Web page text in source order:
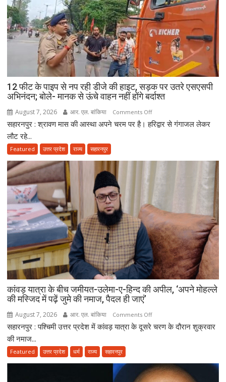
12 फीट के पाइप से नप रही डीजे की हाइट, सड़क पर उतरे एसएसपी
अभिनंदन; बोले- मानक से ऊंचे वाहन नहीं होंगे बर्दाश्त
August 7, 2026 आर. एल. बांकिया Comments Offon
12
नप
डीजे
की
हाइट,
सड़क
पर
उतरे
एसएसपी
अभिनंदन;
बोले-
से
ऊंचे
बर्दाश्त
सहारनपुर : श्रावण मास की आस्था अपने चरम पर है। हरिद्वार से गंगाजल लेकर
लौट रहे...
Featured उत्तर प्रदेश राज्य सहारनपुर
कांवड़ यात्रा के बीच जमीयत-उलेमा-ए-हिन्द की अपील, ‘अपने मोहल्ले
की मस्जिद में पढ़ें जुमे की नमाज, पैदल ही जाएं’
August 7, 2026 आर. एल. बांकिया Comments Offon
कांवड़
जमीयत-
सहारनपुर : पश्चिमी उत्तर प्रदेश में कांवड़ यात्रा के दूसरे चरण के दौरान शुक्रवार
की नमाज...
Featured उत्तर प्रदेश धर्म राज्य सहारनपुर